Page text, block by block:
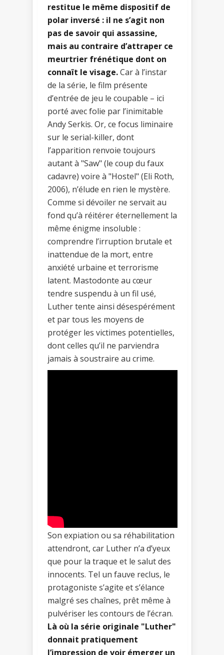
restitue le même dispositif de
polar inversé : il ne s’agit non
pas de savoir qui assassine,
mais au contraire d’attraper ce
meurtrier frénétique dont on
connaît le visage.Car à l’instar
de la série, le film présente
d’entrée de jeu le coupable – ici
porté avec folie par l’inimitable
Andy Serkis. Or, ce focus liminaire
sur le serial-killer, dont
l’apparition renvoie toujours
autant à "Saw" (le coup du faux
cadavre) voire à "Hostel" (Eli Roth,
2006), n’élude en rien le mystère.
Comme si dévoiler ne servait au
fond qu’à réitérer éternellement la
même énigme insoluble :
comprendre l’irruption brutale et
inattendue de la mort, entre
anxiété urbaine et terrorisme
latent. Mastodonte au cœur
tendre suspendu à un fil usé,
Luther tente ainsi désespérément
et par tous les moyens de
protéger les victimes potentielles,
dont celles qu’il ne parviendra
jamais à soustraire au crime.
Son expiation ou sa réhabilitation
attendront, car Luther n’a d’yeux
que pour la traque et le salut des
innocents. Tel un fauve reclus, le
protagoniste s’agite et s’élance
malgré ses chaînes, prêt même à
pulvériser les contours de l’écran.
Là où la série originale "Luther"
donnait pratiquement
l’impression de voir émerger un